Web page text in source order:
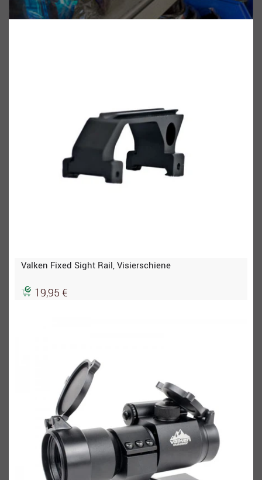
Valken Fixed Sight Rail, Visierschiene
19,95 €